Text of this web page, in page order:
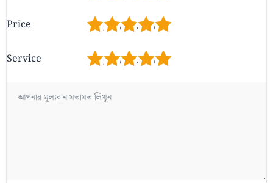
Price 5
4
3
2
Service 5
4
3
2